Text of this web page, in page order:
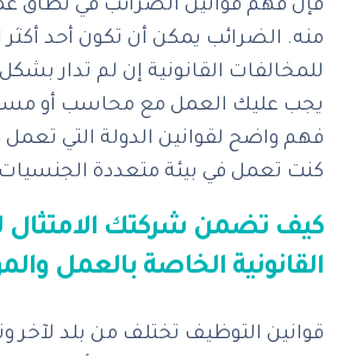
فإن فهم قوانين الضرائب في نطاق
منه. الضرائب يمكن أن تكون أحد أكثر
للمخالفات القانونية إن لم تدار
يجب عليك العمل مع محاسب أو
فهم واضح لقوانين الدولة التي تعمل
كنت تعمل في بيئة متعددة الجنسيات
كيف تضمن شركتك الامتثال
القانونية الخاصة بالعمل
قوانين التوظيف تختلف من بلد